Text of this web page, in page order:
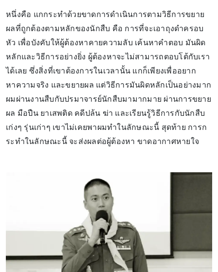
หนึ่งคือ แกกระทำด้วยขาดการดำเนินการตามวิธีการขยาย
ผลที่ถูกต้องตามหลักของนักสืบ คือ การที่จะเอาถุงดำครอบ
หัว เพื่อบังคับให้ผู้ต้องหาคายความลับ เค้นหาคำตอบ มันผิด
หลักและวิธีการอย่างยิ่ง ผู้ต้องหาจะไม่สามารถตอบโต้กับเรา
ได้เลย ซึ่งสิ่งที่เขาต้องการในเวลานั้น แกก็เพียงเพื่ออยาก
หาความจริง และขยายผล แต่วิธีการมันผิดหลักเป็นอย่างมาก
ผมผ่านงานสืบกับปรมาจารย์นักสืบมามากมาย ผ่านการขยาย
ผล มือปืน ยาเสพติด คดีปล้น ฆ่า และเรียนรู้วิธีการกับนักสืบ
เก่งๆ รุ่นเก่าๆ เขาไม่เคยพาผมทำในลักษณะนี้ สุดท้าย การก
ระทำในลักษณะนี้ จะส่งผลต่อผู้ต้องหา ขาดอากาศหายใจ